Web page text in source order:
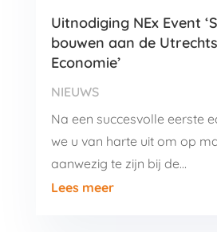
Uitnodiging NEx Event
bouwen aan de
Economie’
NIEUWS
Na een succesvolle eerste
we u van harte uit om op
aanwezig te zijn bij de…
Lees meer